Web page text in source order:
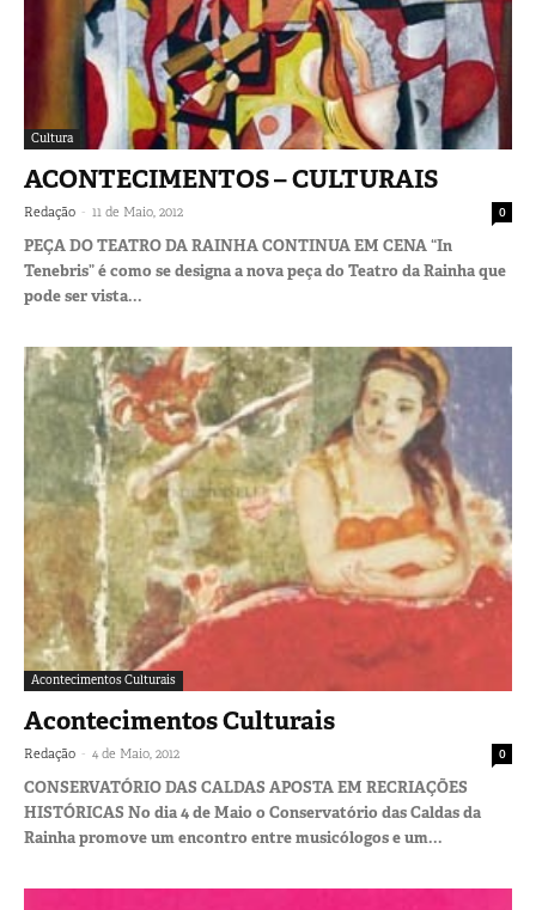
Cultura
ACONTECIMENTOS – CULTURAIS
Redação - 11 de Maio, 2012 0
PEÇA DO TEATRO DA RAINHA CONTINUA EM CENA “In
Tenebris” é como se designa a nova peça do Teatro da Rainha que
pode ser vista...
Acontecimentos Culturais
Acontecimentos Culturais
Redação - 4 de Maio, 2012 0
CONSERVATÓRIO DAS CALDAS APOSTA EM RECRIAÇÕES
HISTÓRICAS No dia 4 de Maio o Conservatório das Caldas da
Rainha promove um encontro entre musicólogos e um...